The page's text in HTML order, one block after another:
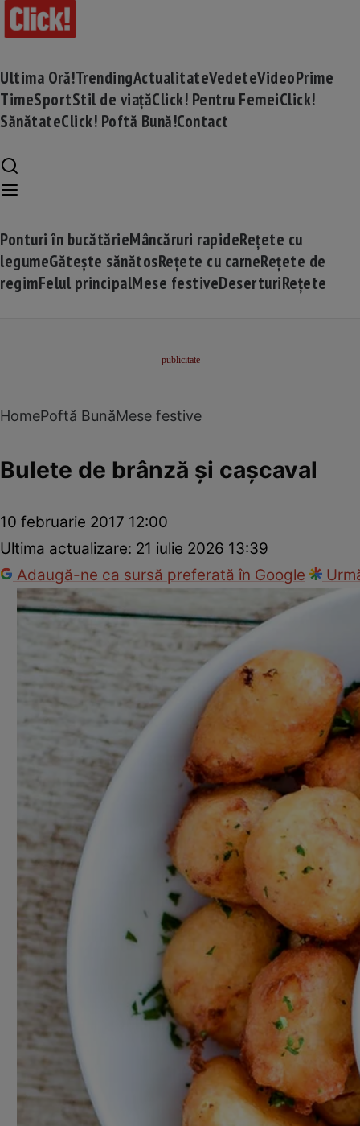
Ultima Oră!TrendingActualitateVedeteVideoPrime
TimeSportStil de viațăClick! Pentru FemeiClick!
SănătateClick! Poftă Bună!Contact
Ponturi în bucătărieMâncăruri rapideRețete cu
legumeGătește sănătosRețete cu carneRețete de
regimFelul principalMese festiveDeserturiRețete
HomePoftă BunăMese festive
Bulete de brânză şi caşcaval
10 februarie 2017 12:00
Ultima actualizare: 21 iulie 2026 13:39
Adaugă-ne ca sursă preferată în Google